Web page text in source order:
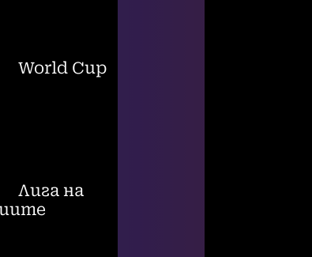
World Cup
Лига на